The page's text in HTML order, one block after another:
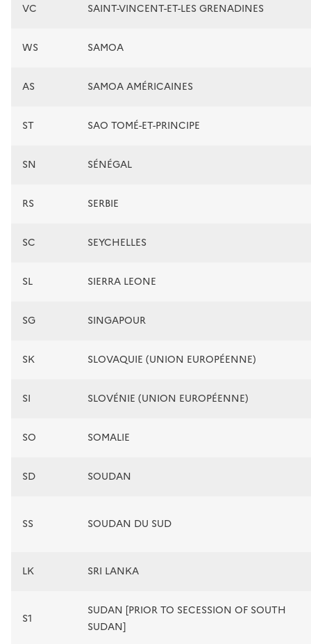
VC SAINT-VINCENT-ET-LES GRENADINES
WS SAMOA
AS SAMOA AMÉRICAINES
ST SAO TOMÉ-ET-PRINCIPE
SN SÉNÉGAL
RS SERBIE
SC SEYCHELLES
SL SIERRA LEONE
SG SINGAPOUR
SK SLOVAQUIE (UNION EUROPÉENNE)
SI SLOVÉNIE (UNION EUROPÉENNE)
SO SOMALIE
SD SOUDAN
SS SOUDAN DU SUD
LK SRI LANKA
S1
SUDAN [PRIOR TO SECESSION OF SOUTH
SUDAN]